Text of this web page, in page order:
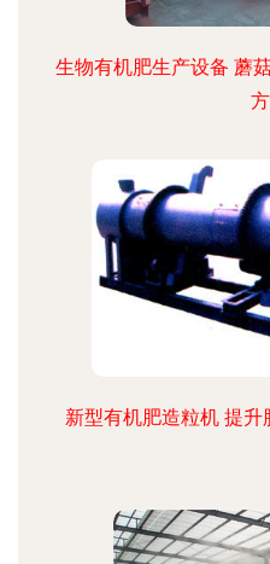
生物有机肥生产设备 蘑
新型有机肥造粒机 提